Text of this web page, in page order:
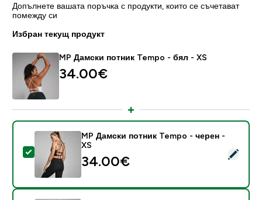
Допълнете вашата поръчка с продукти, които се съчетават
помежду си
Избран текущ продукт
MP Дамски потник Tempo - бял - XS
34.00€‎
Select this product - MP Дамски потник Tempo -
MP Дамски потник Tempo - черен -
XS
34.00€‎